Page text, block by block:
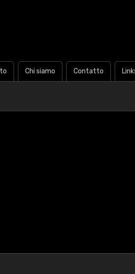
Chi siamo Contatto